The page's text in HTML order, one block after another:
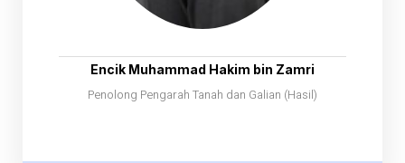
Encik Muhammad Hakim bin Zamri
Penolong Pengarah Tanah dan Galian (Hasil)